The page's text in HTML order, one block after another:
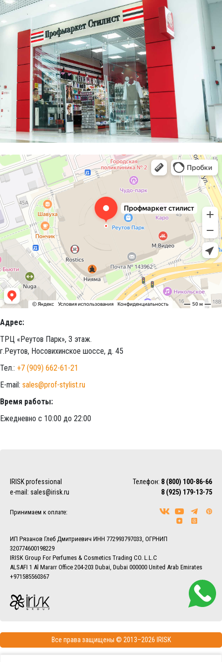
Профмаркет стилист
Оборудование и материалы для салонов красоты в Реутове
Адрес:
ТРЦ «Реутов Парк», 3 этаж.
г.Реутов, Носовихинское шоссе, д. 45
Тел.: +7 (909) 662-61-21
E-mail: sales@prof-stylist.ru
Время работы:
Ежедневно с 10:00 до 22:00
IRISK professional Телефон: 8 (800) 100-86-66
8 (925) 179-13-75
e-mail: sales@irisk.ru
Принимаем к оплате:
ИП Рязанов Глеб Дмитриевич ИНН 772993797033, ОГРНИП
320774600198229
IRISK Group For Perfumes & Cosmetics Trading CO. L.L.C
ALSAFI 1 Al Mararr Office 204-203 Dubai, Dubai 000000 United Arab Emirates
+971585560367
Все права защищены © 2013–2026 IRISK